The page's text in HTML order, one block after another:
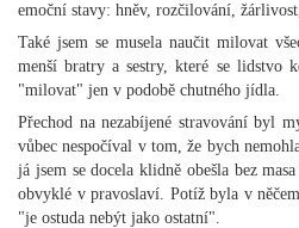
emoční stavy: hněv, rozčilování,
Také jsem se musela naučit milovat
menší bratry a sestry, které se lidstvo
"milovat" jen v podobě chutného jídla.
Přechod na nezabíjené stravování byl
vůbec nespočíval v tom, že bych
já jsem se docela klidně obešla bez
obvyklé v pravoslaví. Potíž byla v
"je ostuda nebýt jako ostatní".